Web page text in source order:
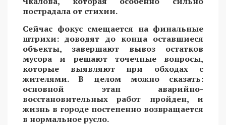
пострадала от стихии.
Сейчас фокус смещается на финальные
штрихи: доводят до конца оставшиеся
объекты, завершают вывоз остатков
мусора и решают точечные вопросы,
которые выявляют при обходах с
жителями. В целом можно сказать:
основной этап аварийно-
восстановительных работ пройден, и
жизнь в городе постепенно возвращается
в нормальное русло.